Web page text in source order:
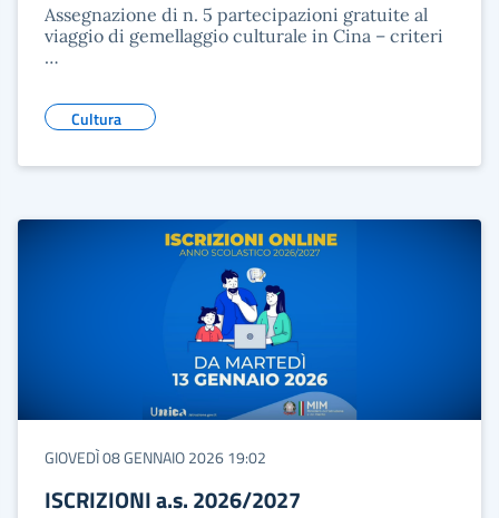
Assegnazione di n. 5 partecipazioni gratuite al
viaggio di gemellaggio culturale in Cina – criteri
…
Cultura
GIOVEDÌ 08 GENNAIO 2026 19:02
ISCRIZIONI a.s. 2026/2027